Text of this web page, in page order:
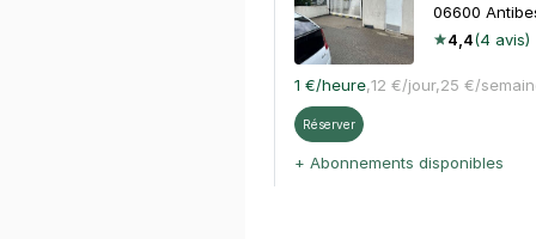
06600
4,4(4 avis)
1 €/heure,12 €/jour,25 €/
Réserver
+ Abonnements disponibles